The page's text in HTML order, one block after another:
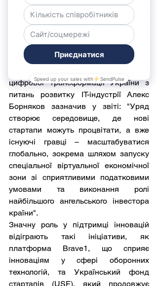
висококваліфікованих фахівців.
Серед відомих стартапів з
People.ai, Grammarly, Gitlab та Ahrefs.
Уряд України активно підтримує
цифрової трансформації України з
питань розвитку ІТ-індустрії Алекс
Борняков зазначив у звіті: "Уряд
створює середовище, де нові
стартапи можуть процвітати, а вже
існуючі гравці – масштабуватися
глобально, зокрема шляхом запуску
спеціальної віртуальної економічної
зони зі сприятливими податковими
умовами та виконання ролі
найбільшого ангельського інвестора
країни".
Значну роль у підтримці інновацій
відіграють такі ініціативи, як
платформа Brave1, що сприяє
інноваціям у сфері оборонних
технологій, та Український фонд
стартапів (USF), який продовжує